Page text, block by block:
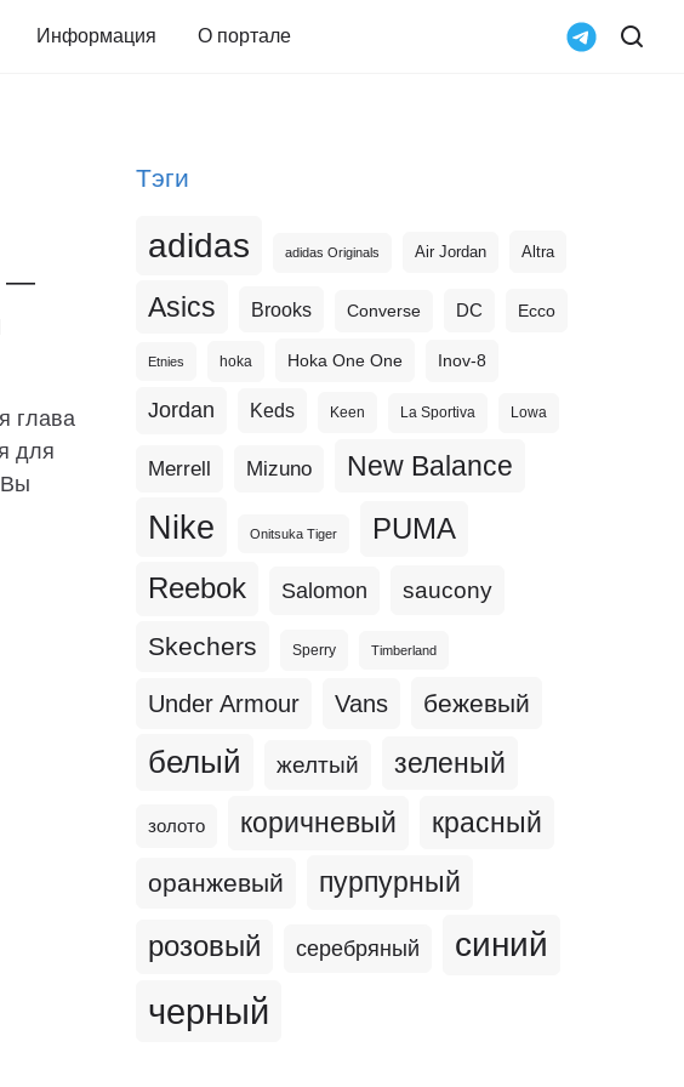
Информация О портале
—
глава
для
Вы
Тэги
adidas adidas Originals Air Jordan Altra
Asics Brooks Converse DC Ecco
Etnies hoka Hoka One One Inov-8
Jordan Keds Keen La Sportiva Lowa
Merrell Mizuno New Balance
Nike Onitsuka Tiger PUMA
Reebok Salomon saucony
Skechers Sperry Timberland
Under Armour Vans бежевый
белый желтый зеленый
золото коричневый красный
оранжевый пурпурный
розовый серебряный синий
черный